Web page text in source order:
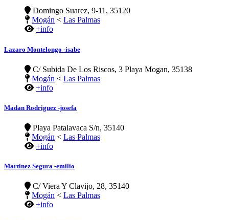
Domingo Suarez, 9-11, 35120
Mogán < Las Palmas
+info
Lazaro Montelongo -isabe
C/ Subida De Los Riscos, 3 Playa Mogan, 35138
Mogán < Las Palmas
+info
Madan Rodriguez -josefa
Playa Patalavaca S/n, 35140
Mogán < Las Palmas
+info
Martinez Segura -emilio
C/ Viera Y Clavijo, 28, 35140
Mogán < Las Palmas
+info